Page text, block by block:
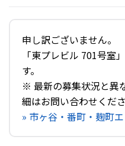
申し訳ございません。
「東プレビル 701号室
す。
※ 最新の募集状況と異
細はお問い合わせくださ
» 市ヶ谷・番町・麹町